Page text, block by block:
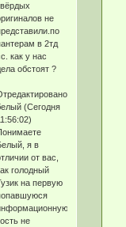
не
в 2тд
как у нас
обстоят ?
(Сегодня
я в
от вас,
голодный
на первую
не